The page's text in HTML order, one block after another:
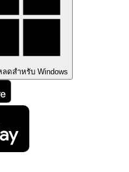
ดสำหรับ Windows